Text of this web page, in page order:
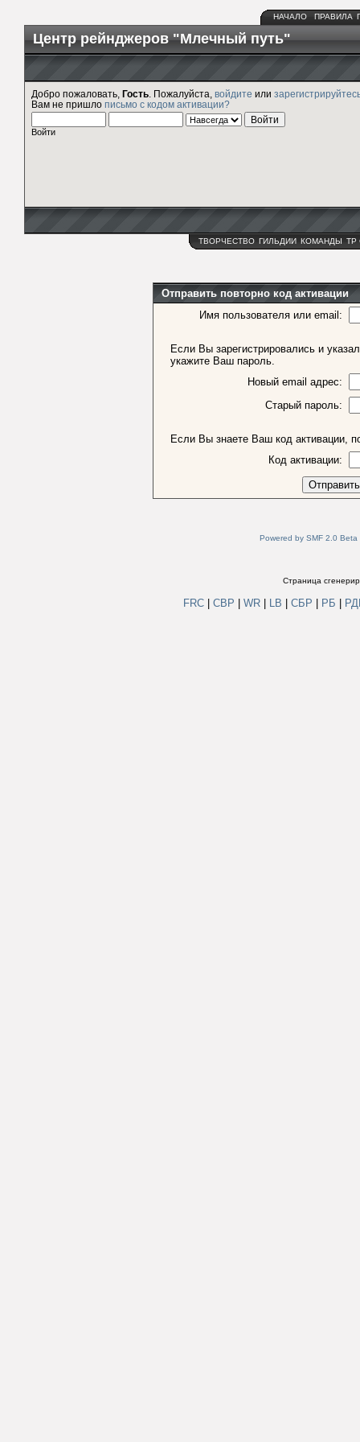
НАЧАЛО ПРАВИЛА
Центр рейнджеров "Млечный путь"
Добро пожаловать, Гость . Пожалуйста, войдите или
Вам не пришло письмо с кодом активации?
Войти
ТВОРЧЕСТВО ГИЛЬДИИ КОМАНДЫ ТР
Отправить повторно код активации
Имя пользователя или email:
Если Вы зарегистрировались и
укажите Ваш пароль.
Новый email адрес:
Старый пароль:
Если Вы знаете Ваш код активации,
Код активации:
Powered by SMF 2.0 Beta
Страница
FRC СВР WR LB СБР РБ